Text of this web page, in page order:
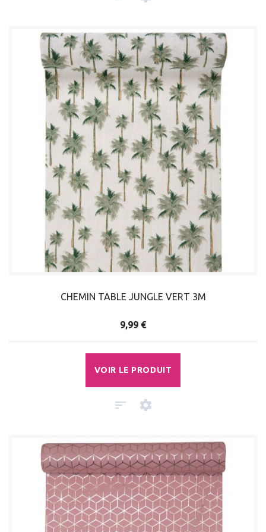
CHEMIN TABLE JUNGLE VERT 3M
9,99 €
VOIR LE PRODUIT